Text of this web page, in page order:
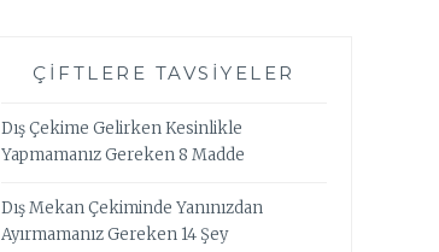
ÇIFTLERE TAVSIYELER
Dış Çekime Gelirken Kesinlikle
Yapmamanız Gereken 8 Madde
Dış Mekan Çekiminde Yanınızdan
Ayırmamanız Gereken 14 Şey